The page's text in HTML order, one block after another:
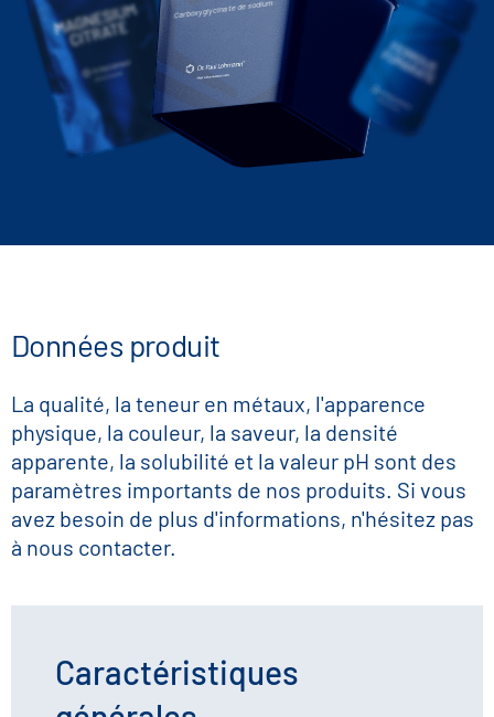
Carboxyglycinate de sodium
Données produit
La qualité, la teneur en métaux, l'apparence
physique, la couleur, la saveur, la densité
apparente, la solubilité et la valeur pH sont des
paramètres importants de nos produits. Si vous
avez besoin de plus d'informations, n'hésitez pas
à nous contacter.
Caractéristiques